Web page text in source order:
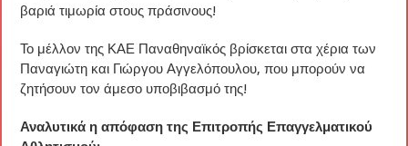
βαριά τιμωρία στους πράσινους!
Το μέλλον της ΚΑΕ Παναθηναϊκός βρίσκεται στα χέρια των
Παναγιώτη και Γιώργου Αγγελόπουλου, που μπορούν να
ζητήσουν τον άμεσο υποβιβασμό της!
Αναλυτικά η απόφαση της Επιτροπής Επαγγελματικού